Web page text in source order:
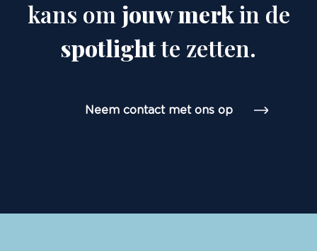
kans om jouw merkin de
spotlightte zetten.
Neem contact met ons op